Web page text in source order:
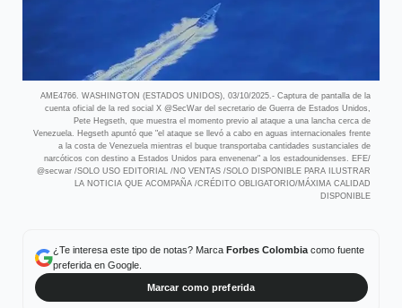
AME4766. WASHINGTON (ESTADOS UNIDOS), 03/10/2025.- Captura de pantalla de la
cuenta oficial de la red social X @SecWar del secretario de Guerra de Estados Unidos,
Pete Hegseth, que muestra el momento previo al ataque a una lancha cerca de
Venezuela. Hegseth apuntó que "el ataque se llevó a cabo en aguas internacionales frente
a la costa de Venezuela mientras el buque transportaba cantidades sustanciales de
narcóticos con destino a Estados Unidos para envenenar" a los estadounidenses. EFE/
@secwar /SOLO USO EDITORIAL /NO VENTAS /SOLO DISPONIBLE PARA ILUSTRAR
LA NOTICIA QUE ACOMPAÑA /CRÉDITO OBLIGATORIO/MÁXIMA CALIDAD
DISPONIBLE
¿Te interesa este tipo de notas? Marca Forbes Colombiacomo fuente
preferida en Google.
Marcar como preferida